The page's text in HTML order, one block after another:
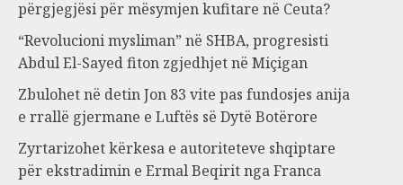
përgjegjësi për mësymjen kufitare në Ceuta?
“Revolucioni mysliman” në SHBA, progresisti
Abdul El-Sayed fiton zgjedhjet në Miçigan
Zbulohet në detin Jon 83 vite pas fundosjes anija
e rrallë gjermane e Luftës së Dytë Botërore
Zyrtarizohet kërkesa e autoriteteve shqiptare
për ekstradimin e Ermal Beqirit nga Franca